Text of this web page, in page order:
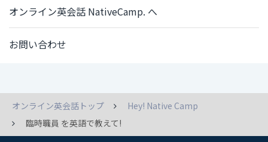
オンライン英会話 NativeCamp. へ
お問い合わせ
オンライン英会話トップ
Hey! Native Camp
臨時職員 を英語で教えて!